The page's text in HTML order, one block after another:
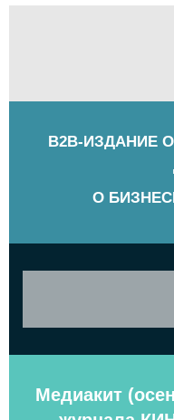
B2B-ИЗДАНИЕ
О
Медиакит